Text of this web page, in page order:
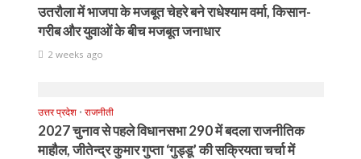
उतरौला में भाजपा के मजबूत चेहरे बने राधेश्याम वर्मा, किसान-
गरीब और युवाओं के बीच मजबूत जनाधार
2 weeks ago
उत्तर प्रदेश • राजनीती
2027 चुनाव से पहले विधानसभा 290 में बदला राजनीतिक
माहौल, जीतेन्द्र कुमार गुप्ता ‘गुड्डू’ की सक्रियता चर्चा में